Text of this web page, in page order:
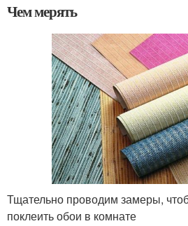
Чем мерять
Тщательно проводим замеры,
поклеить обои в комнате